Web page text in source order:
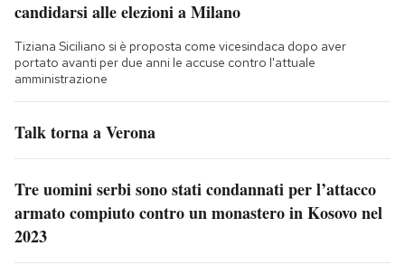
candidarsi alle elezioni a Milano
Tiziana Siciliano si è proposta come vicesindaca dopo aver
portato avanti per due anni le accuse contro l'attuale
amministrazione
Talk torna a Verona
Tre uomini serbi sono stati condannati per l’attacco
armato compiuto contro un monastero in Kosovo nel
2023